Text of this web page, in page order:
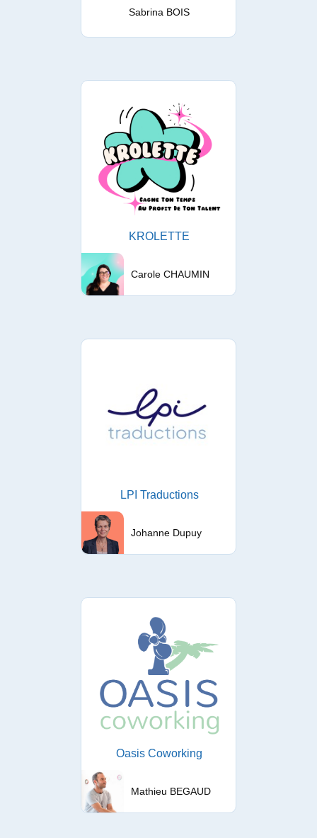
Sabrina BOIS
KROLETTE
Carole CHAUMIN
LPI Traductions
Johanne Dupuy
Oasis Coworking
Mathieu BEGAUD